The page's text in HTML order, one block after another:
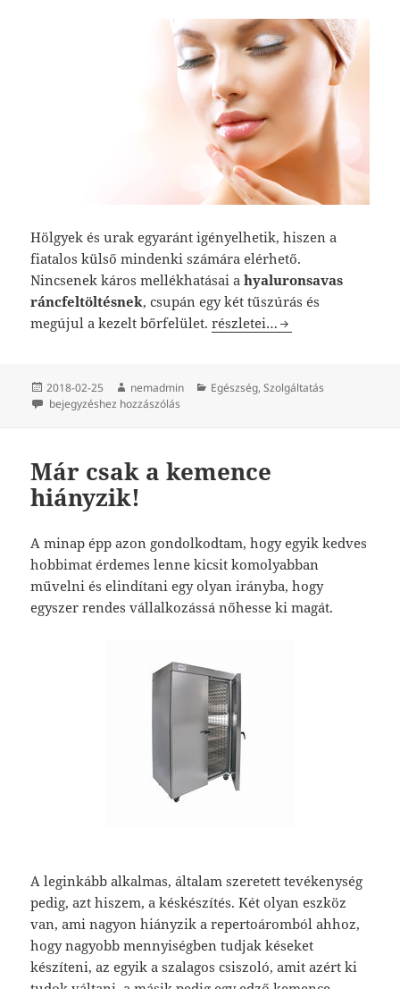
Hölgyek és urak egyaránt igényelhetik, hiszen a
fiatalos külső mindenki számára elérhető.
Nincsenek káros mellékhatásai ahyaluronsavas
ráncfeltöltésnek, csupán egy két tűszúrás és
megújul a kezelt bőrfelület.A hyaluronsavas
részletei…
Közzétéve
2018-02-25 Szerző
nemadmin Kategória
Egészség,Szolgáltatás
A hyaluronsavas ráncfeltöltés előnyei
bejegyzéshez hozzászólás
Már csak a kemence
hiányzik!
A minap épp azon gondolkodtam, hogy egyik kedves
hobbimat érdemes lenne kicsit komolyabban
művelni és elindítani egy olyan irányba, hogy
egyszer rendes vállalkozássá nőhesse ki magát.
A leginkább alkalmas, általam szeretett tevékenység
pedig, azt hiszem, a késkészítés. Két olyan eszköz
van, ami nagyon hiányzik a repertoáromból ahhoz,
hogy nagyobb mennyiségben tudjak késeket
készíteni, az egyik a szalagos csiszoló, amit azért ki